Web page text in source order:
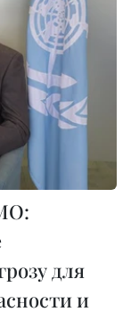
для
и